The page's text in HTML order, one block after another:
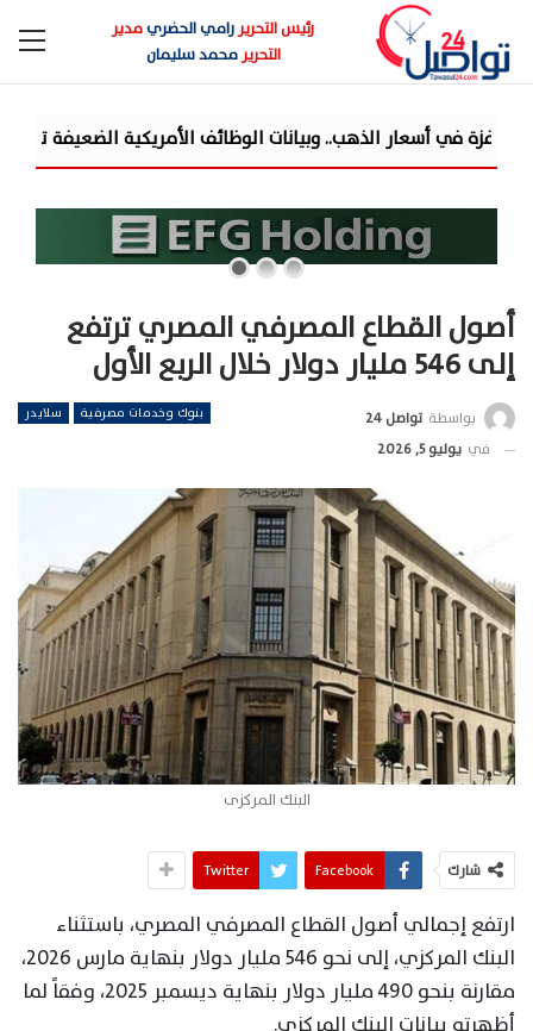
رئيس التحريررامي الحضريمدير
التحريرمحمد سليمان
أصول القطاع المصرفي المصري ترتفع
إلى 546 مليار دولار خلال الربع الأول
بنوك وخدمات مصرفية سلايدر بواسطة تواصل 24
في يوليو 5, 2026
البنك المركزى
شارك Facebook
Twitter
ارتفع إجمالي أصول القطاع المصرفي المصري، باستثناء
البنك المركزي، إلى نحو 546 مليار دولار بنهاية مارس 2026،
مقارنة بنحو 490 مليار دولار بنهاية ديسمبر 2025، وفقاً لما
أظهرته بيانات البنك المركزي.